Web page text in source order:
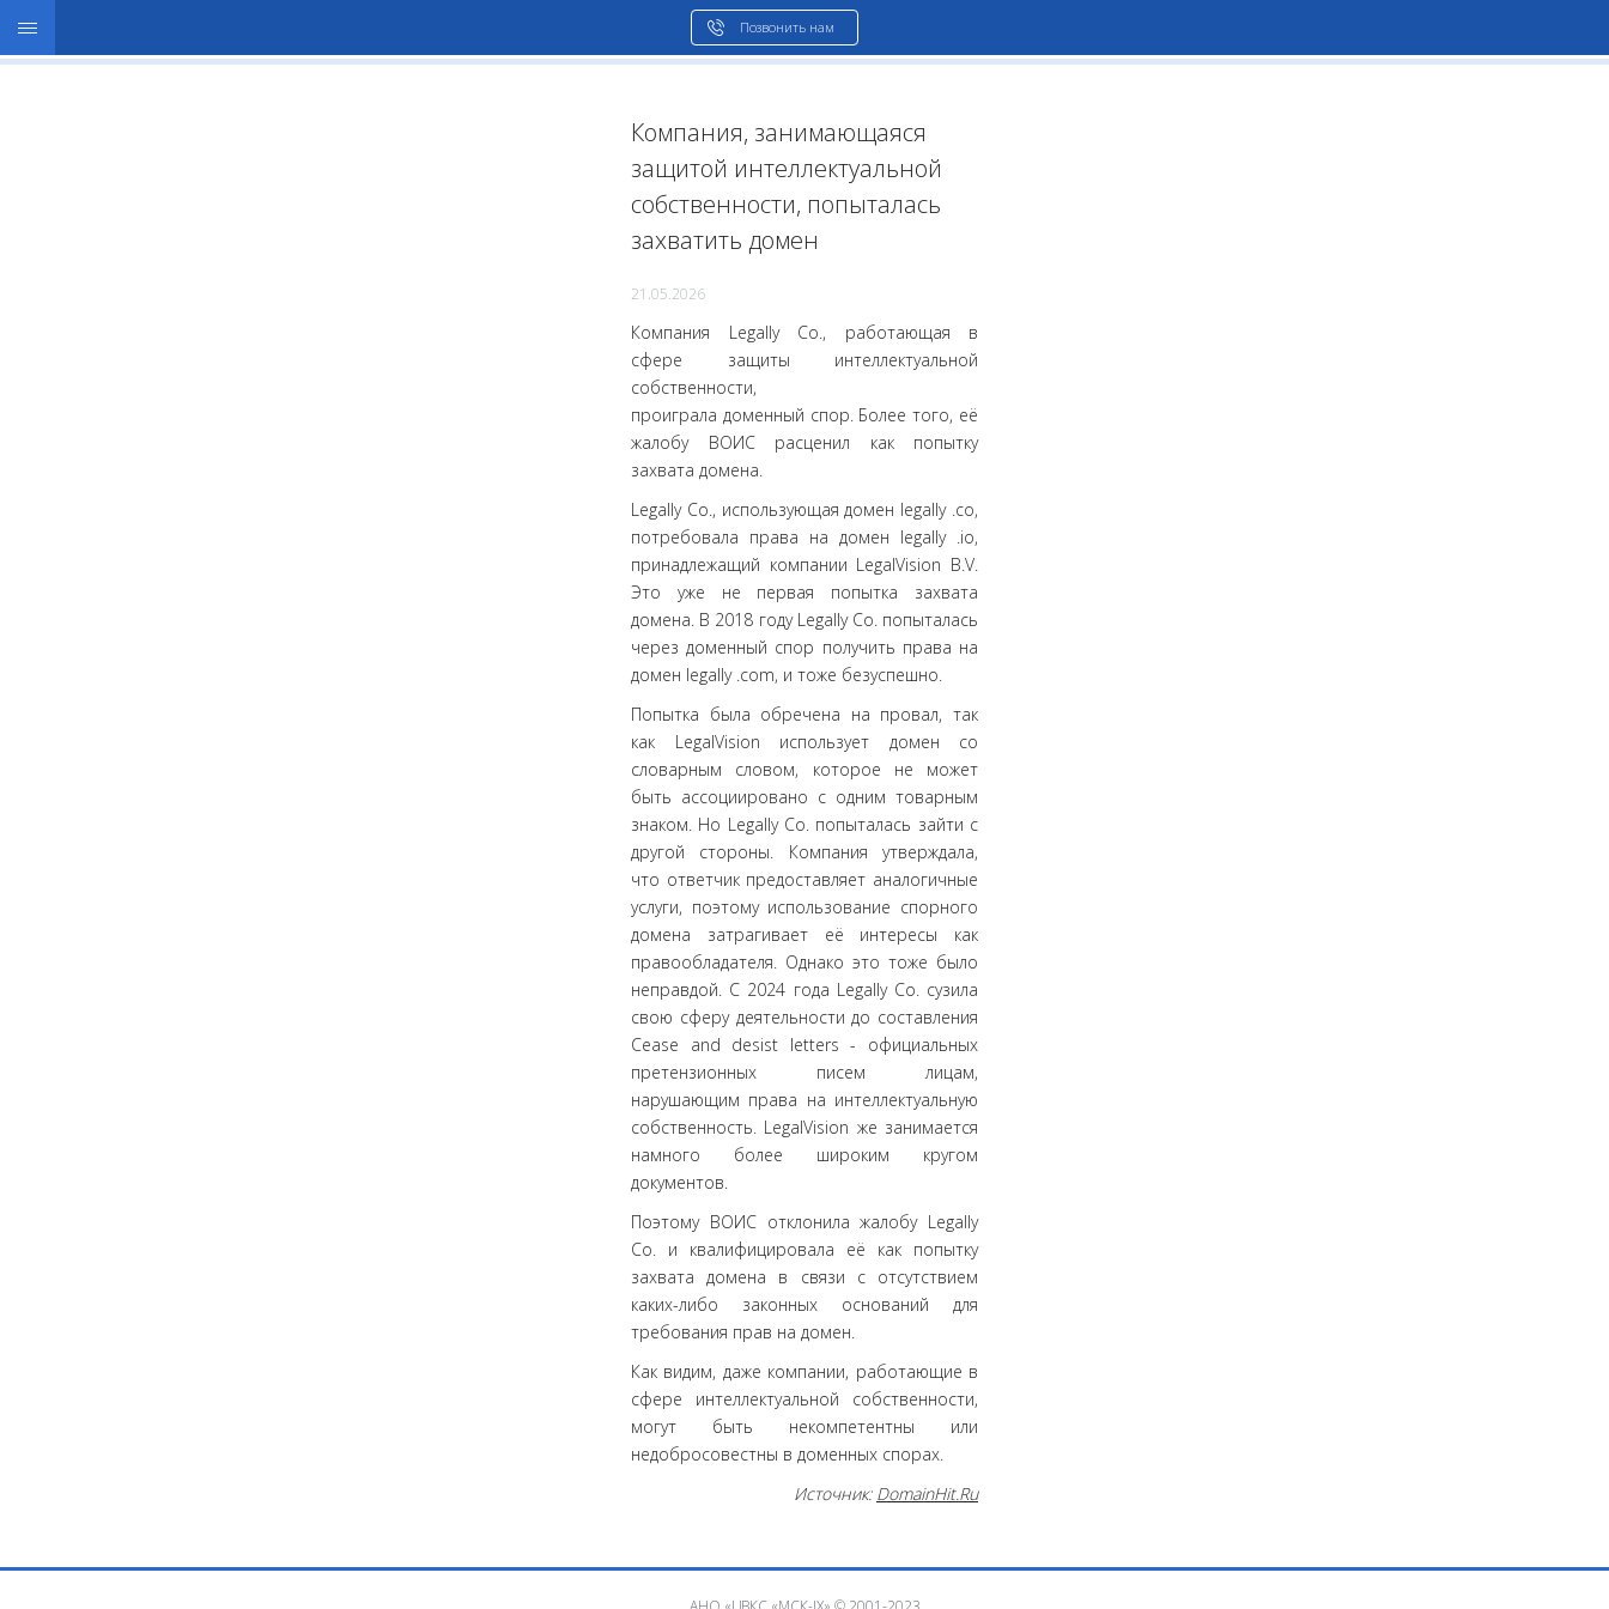
Позвонить нам
Компания, занимающаяся
защитой интеллектуальной
собственности, попыталась
захватить домен
21.05.2026
Компания Legally Co., работающая в
сфере защиты интеллектуальной
собственности,
проиграла доменный спор. Более того, её
жалобу ВОИС расценил как попытку
захвата домена.
Legally Co., использующая домен legally .co,
потребовала права на домен legally .io,
принадлежащий компании LegalVision B.V.
Это уже не первая попытка захвата
домена. В 2018 году Legally Co. попыталась
через доменный спор получить права на
домен legally .com, и тоже безуспешно.
Попытка была обречена на провал, так
как LegalVision использует домен со
словарным словом, которое не может
быть ассоциировано с одним товарным
знаком. Но Legally Co. попыталась зайти с
другой стороны. Компания утверждала,
что ответчик предоставляет аналогичные
услуги, поэтому использование спорного
домена затрагивает её интересы как
правообладателя. Однако это тоже было
неправдой. С 2024 года Legally Co. сузила
свою сферу деятельности до составления
Cease and desist letters - официальных
претензионных писем лицам,
нарушающим права на интеллектуальную
собственность. LegalVision же занимается
намного более широким кругом
документов.
Поэтому ВОИС отклонила жалобу Legally
Co. и квалифицировала её как попытку
захвата домена в связи с отсутствием
каких-либо законных оснований для
требования прав на домен.
Как видим, даже компании, работающие в
сфере интеллектуальной собственности,
могут быть некомпетентны или
недобросовестны в доменных спорах.
Источник: DomainHit.Ru